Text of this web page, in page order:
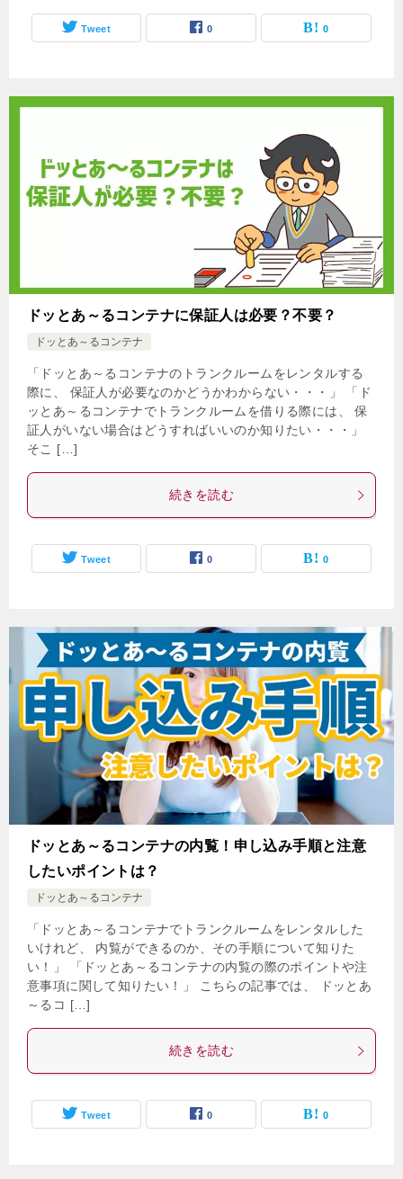
Tweet 0 0
ドッとあ～るコンテナに保証人は必要？不要？
ドッとあ～るコンテナ
「ドッとあ～るコンテナのトランクルームをレンタルする
際に、 保証人が必要なのかどうかわからない・・・」 「ド
ッとあ～るコンテナでトランクルームを借りる際には、 保
証人がいない場合はどうすればいいのか知りたい・・・」
そこ […]
続きを読む
Tweet 0 0
ドッとあ～るコンテナの内覧！申し込み手順と注意
したいポイントは？
ドッとあ～るコンテナ
「ドッとあ～るコンテナでトランクルームをレンタルした
いけれど、 内覧ができるのか、その手順について知りた
い！」 「ドッとあ～るコンテナの内覧の際のポイントや注
意事項に関して知りたい！」 こちらの記事では、 ドッとあ
～るコ […]
続きを読む
Tweet 0 0